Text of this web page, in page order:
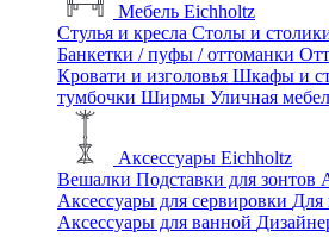
Мебель Eichholtz
Стулья и кресла Столы и
Банкетки / пуфы / оттоманки
Кровати и изголовья Шкафы и
тумбочки Ширмы Уличная
Аксессуары Eichholtz
Вешалки Подставки для зонтов
Аксессуары для сервировки Для
Аксессуары для ванной